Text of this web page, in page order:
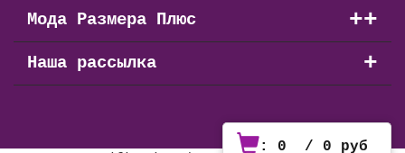
Мода Размера Плюс +
+
Наша рассылка +
: 0 / 0 руб